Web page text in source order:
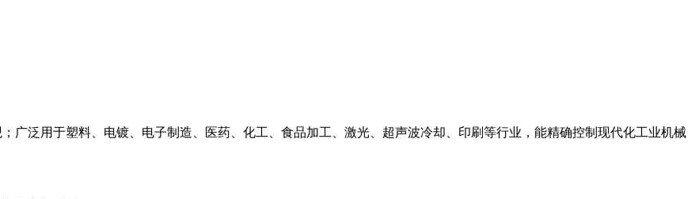
广泛用于塑料、电镀、电子制造、医药、化工、食品加工、激光、超声波冷却、印刷等行业，能精确控制现代化工业机械